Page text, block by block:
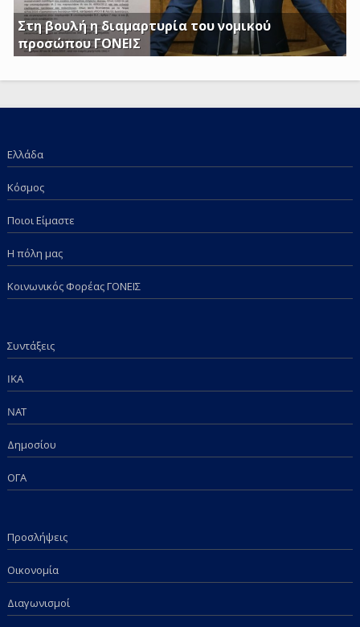
Στη βουλή η διαμαρτυρία του νομικού
προσώπου ΓΟΝΕΙΣ
Γ. Κατσιαντώνης: Φορολογείτε με Κοινή Υπουργική
Απόφαση και τα επιδόματα των παιδιών μας; Πόση
Ελλάδα
Κόσμος
Ποιοι Είμαστε
Η πόλη μας
Κοινωνικός Φορέας ΓΟΝΕΙΣ
Συντάξεις
IKA
NAT
Δημοσίου
ΟΓΑ
Προσλήψεις
Οικονομία
Διαγωνισμοί